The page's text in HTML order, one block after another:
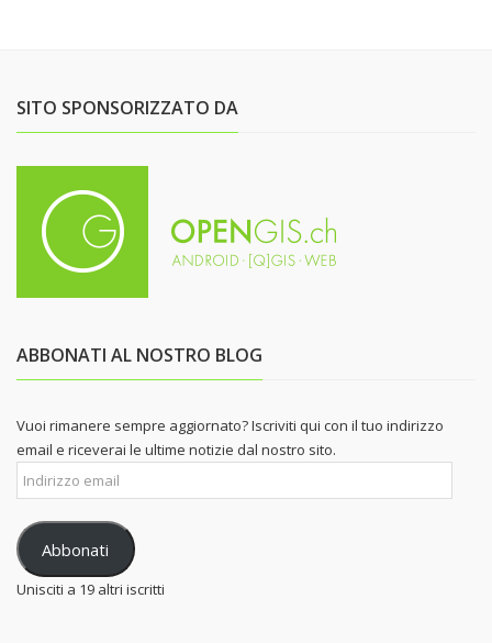
SITO SPONSORIZZATO DA
ABBONATI AL NOSTRO BLOG
Vuoi rimanere sempre aggiornato? Iscriviti qui con il tuo indirizzo
email e riceverai le ultime notizie dal nostro sito.
Indirizzo
email
Abbonati
Unisciti a 19 altri iscritti